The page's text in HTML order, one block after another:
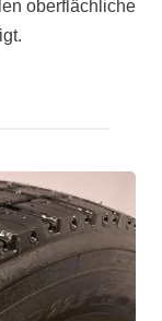
oberflächliche